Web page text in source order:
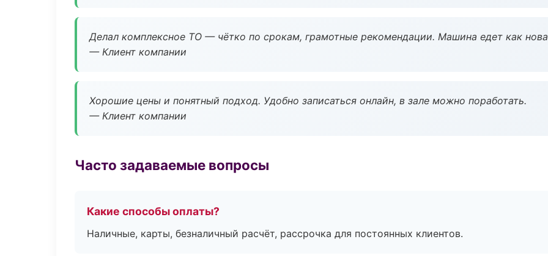
Делал комплексное ТО — чётко по срокам, грамотные рекомендации. Машина едет как
— Клиент компании
Хорошие цены и понятный подход. Удобно записаться онлайн, в зале можно поработать.
— Клиент компании
Часто задаваемые вопросы
Какие способы оплаты?
Наличные, карты, безналичный расчёт, рассрочка для постоянных клиентов.